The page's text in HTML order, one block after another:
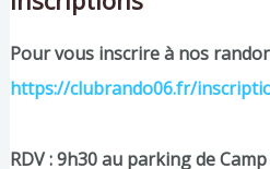
Pour vous inscrire à nos
https://clubrando06.fr/
RDV : 9h30 au parking de